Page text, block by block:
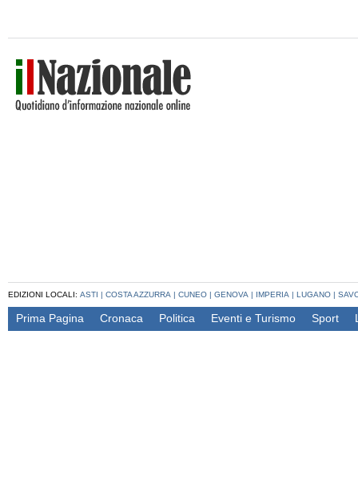
EDIZIONI LOCALI: ASTI | COSTA AZZURRA | CUNEO | GENOVA | IMPERIA | LUGANO |
Prima Pagina Cronaca Politica Eventi e Turismo Sport